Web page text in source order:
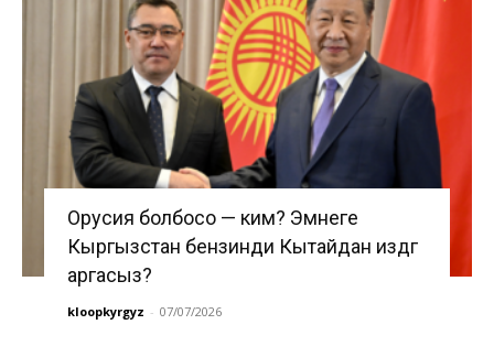
Орусия болбосо — ким? Эмнеге
Кыргызстан бензинди Кытайдан издөөгө
аргасыз?
kloopkyrgyz - 07/07/2026